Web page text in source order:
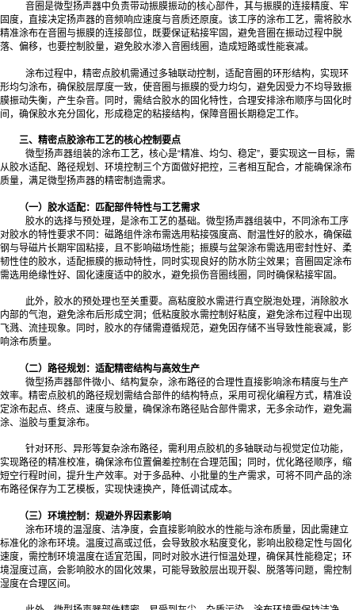
音圈是微型扬声器中负责带动振膜振动的核心部件，其与振膜的连接精度、牢
固度，直接决定扬声器的音频响应速度与音质还原度。该工序的涂布工艺，需将胶水
精准涂布在音圈与振膜的连接部位，既要保证粘接牢固，避免音圈在振动过程中脱
落、偏移，也要控制胶量，避免胶水渗入音圈线圈，造成短路或性能衰减。
涂布过程中，精密点胶机需通过多轴联动控制，适配音圈的环形结构，实现环
形均匀涂布，确保胶层厚度一致，使音圈与振膜的受力均匀，避免因受力不均导致振
膜振动失衡，产生杂音。同时，需结合胶水的固化特性，合理安排涂布顺序与固化时
间，确保胶水充分固化，形成稳定的粘接结构，保障音圈长期稳定工作。
三、精密点胶涂布工艺的核心控制要点
微型扬声器组装的涂布工艺，核心是“精准、均匀、稳定”，要实现这一目标，需
从胶水适配、路径规划、环境控制三个方面做好把控，三者相互配合，才能确保涂布
质量，满足微型扬声器的精密制造需求。
（一）胶水适配：匹配部件特性与工艺需求
胶水的选择与预处理，是涂布工艺的基础。微型扬声器组装中，不同涂布工序
对胶水的特性要求不同：磁路组件涂布需选用粘接强度高、耐温性好的胶水，确保磁
钢与导磁片长期牢固粘接，且不影响磁场性能；振膜与盆架涂布需选用密封性好、柔
韧性佳的胶水，适配振膜的振动特性，同时实现良好的防水防尘效果；音圈固定涂布
需选用绝缘性好、固化速度适中的胶水，避免损伤音圈线圈，同时确保粘接牢固。
此外，胶水的预处理也至关重要。高粘度胶水需进行真空脱泡处理，消除胶水
内部的气泡，避免涂布后形成空洞；低粘度胶水需控制好粘度，避免涂布过程中出现
飞溅、流挂现象。同时，胶水的存储需遵循规范，避免因存储不当导致性能衰减，影
响涂布质量。
（二）路径规划：适配精密结构与高效生产
微型扬声器部件微小、结构复杂，涂布路径的合理性直接影响涂布精度与生产
效率。精密点胶机的路径规划需结合部件的结构特点，采用可视化编程方式，精准设
定涂布起点、终点、速度与胶量，确保涂布路径贴合部件需求，无多余动作，避免漏
涂、溢胶与重复涂布。
针对环形、异形等复杂涂布路径，需利用点胶机的多轴联动与视觉定位功能，
实现路径的精准校准，确保涂布位置偏差控制在合理范围；同时，优化路径顺序，缩
短空行程时间，提升生产效率。对于多品种、小批量的生产需求，可将不同产品的涂
布路径保存为工艺模板，实现快速换产，降低调试成本。
（三）环境控制：规避外界因素影响
涂布环境的温湿度、洁净度，会直接影响胶水的性能与涂布质量，因此需建立
标准化的涂布环境。温度过高或过低，会导致胶水粘度变化，影响出胶稳定性与固化
速度，需控制环境温度在适宜范围，同时对胶水进行恒温处理，确保其性能稳定；环
境湿度过高，会影响胶水的固化效果，可能导致胶层出现开裂、脱落等问题，需控制
湿度在合理区间。